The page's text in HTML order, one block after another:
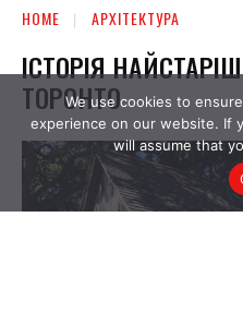
We use cookies to
experience on our website. If
will assume that